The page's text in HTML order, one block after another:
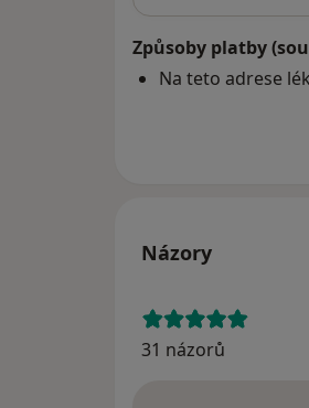
Způsoby platby
Na teto adrese
Názory
31 názorů